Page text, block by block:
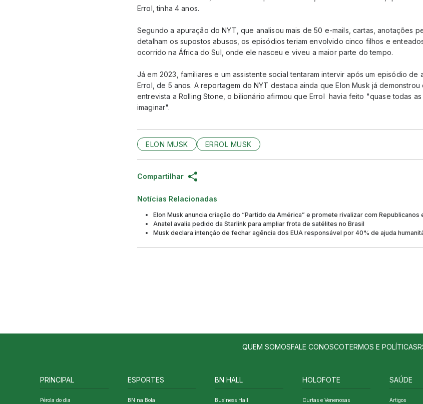
Errol, tinha 4 anos.
Segundo a apuração do NYT, que analisou mais de 50 e-mails, cartas, anotações
detalham os supostos abusos, os episódios teriam envolvido cinco filhos e
ocorrido na África do Sul, onde ele nasceu e viveu a maior parte do tempo.
Já em 2023, familiares e um assistente social tentaram intervir após um episódio
Errol, de 5 anos. A reportagem do NYT destaca ainda que Elon Musk já
entrevista a Rolling Stone, o bilionário afirmou que Errol havia feito "quase todas
imaginar".
ELON MUSK ERROL MUSK
Compartilhar
Notícias Relacionadas
Elon Musk anuncia criação do “Partido da América” e promete rivalizar com Republicanos
Anatel avalia pedido da Starlink para ampliar frota de satélites no Brasil
Musk declara intenção de fechar agência dos EUA responsável por 40% de ajuda
QUEM SOMOSFALE CONOSCOTERMOS E POLÍTICAS
PRINCIPAL
Pérola do dia
ESPORTES
BN na Bola
BN HALL
Business Hall
HOLOFOTE
Curtas e Venenosas
SAÚDE
Artigos